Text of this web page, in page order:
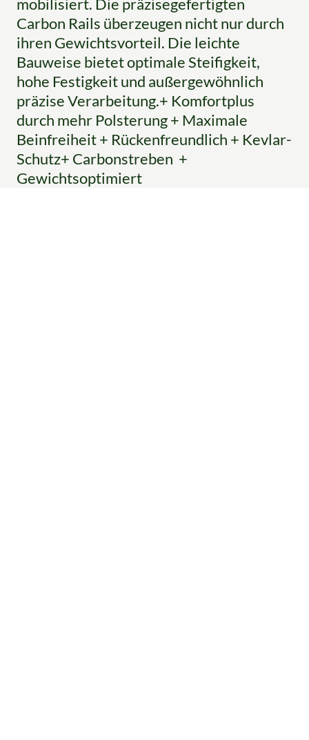
mobilisiert. Die präzisegefertigten
Carbon Rails überzeugen nicht nur durch
ihren Gewichtsvorteil. Die leichte
Bauweise bietet optimale Steifigkeit,
hohe Festigkeit und außergewöhnlich
präzise Verarbeitung.+ Komfortplus
durch mehr Polsterung + Maximale
Beinfreiheit + Rückenfreundlich + Kevlar-
Schutz+ Carbonstreben +
Gewichtsoptimiert